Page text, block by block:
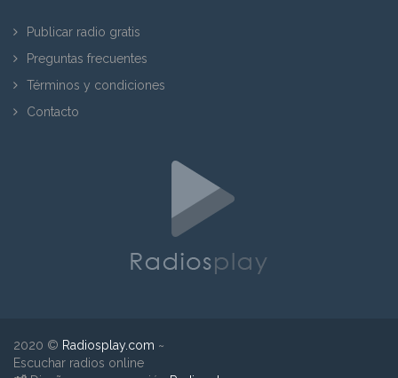
Publicar radio gratis
Preguntas frecuentes
Términos y condiciones
Contacto
2020 © Radiosplay.com ~
Escuchar radios online